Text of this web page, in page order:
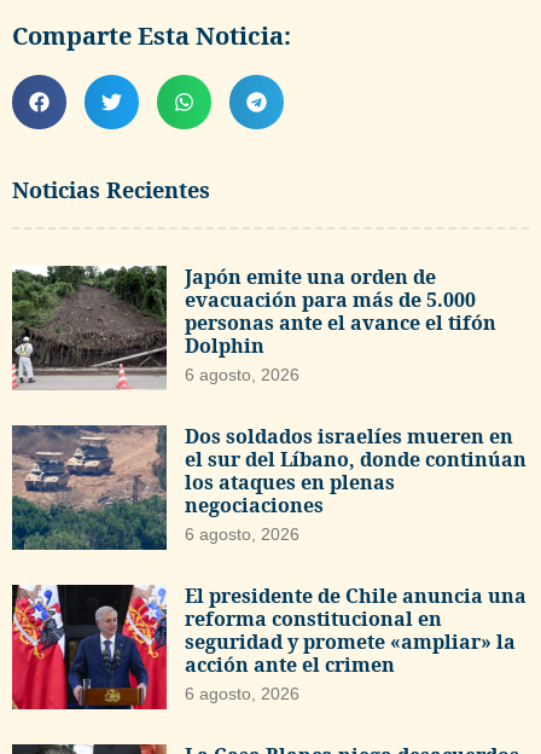
Noticias Recientes
Japón emite una orden de
evacuación para más de 5.000
personas ante el avance el tifón
Dolphin
6 agosto, 2026
Dos soldados israelíes mueren en
el sur del Líbano, donde continúan
los ataques en plenas
negociaciones
6 agosto, 2026
El presidente de Chile anuncia una
reforma constitucional en
seguridad y promete «ampliar» la
acción ante el crimen
6 agosto, 2026
Comparte Esta Noticia: